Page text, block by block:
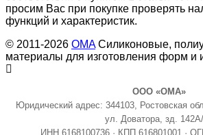
просим Вас при покупке проверять
функций и характеристик.
© 2011-2026 OMAСиликоновые,
материалы для изготовления форм и
ООО «ОМА»
Юридический адрес: 344103, Ростовская
ул. Доватора, зд.
ИНН 6168100736 · КПП 616801001 ·